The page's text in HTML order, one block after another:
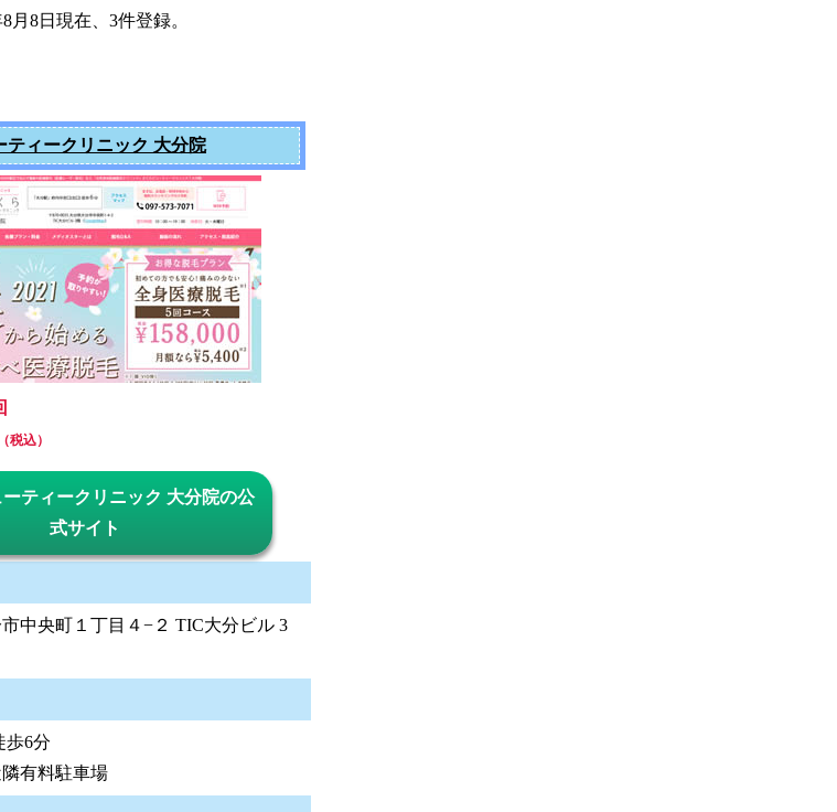
8日現在、3件登録。
ティークリニック 大分院
（税込）
ティークリニック 大分院の公
式サイト
中央町１丁目４−２ TIC大分ビル 3
歩6分
有料駐車場